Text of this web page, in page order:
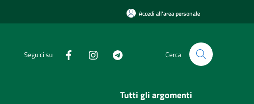
Accedi all'area personale
Seguici su Cerca
Tutti gli argomenti